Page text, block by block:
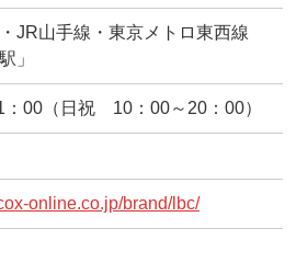
JR山手線・東京メトロ東西線
」
：00（日祝 10：00～20：00）
online.co.jp/brand/lbc/